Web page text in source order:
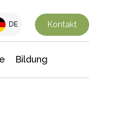
DE Kontakt
Bildung